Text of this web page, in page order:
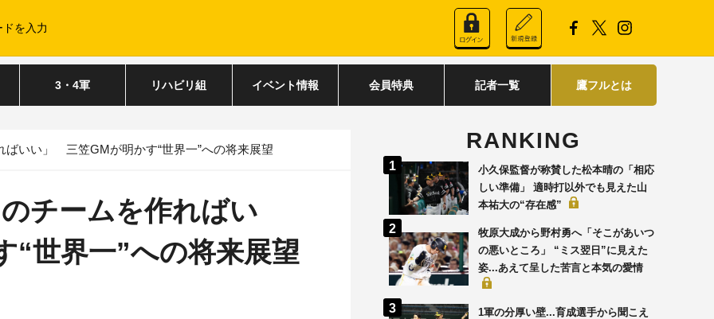
3・4軍 リハビリ組 イベント情報 会員特典 記者一覧 鷹フルとは
ばいい」 三笠GMが明かす“世界一”への将来展望
チームを作ればい
世界一”への将来展望
RANKING
小久保監督が称賛した松本晴の「相応
しい準備」 適時打以外でも見えた山
本祐大の“存在感”
牧原大成から野村勇へ「そこがあいつ
の悪いところ」 “ミス翌日”に見えた
姿...あえて呈した苦言と本気の愛情
1軍の分厚い壁...育成選手から聞こえ